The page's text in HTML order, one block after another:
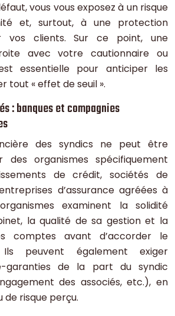
vous vous exposez à un risque
et, surtout, à une protection
vos clients. Sur ce point, une
avec votre cautionnaire ou
essentielle pour anticiper les
tout « effet de seuil ».
: banques et compagnies
des syndics ne peut être
des organismes spécifiquement
de crédit, sociétés de
d’assurance agréées à
examinent la solidité
la qualité de sa gestion et la
comptes avant d’accorder le
Ils peuvent également exiger
garanties de la part du syndic
des associés, etc.), en
de risque perçu.